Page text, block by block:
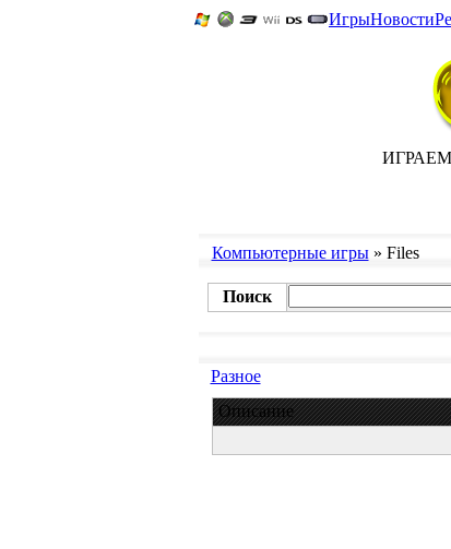
ИгрыНовости
Компьютерные игры» Files
Поиск
Разное
Описание